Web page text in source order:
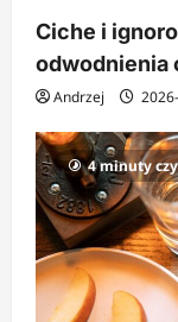
Ciche i
odwodnienia
Andrzej
4 minuty